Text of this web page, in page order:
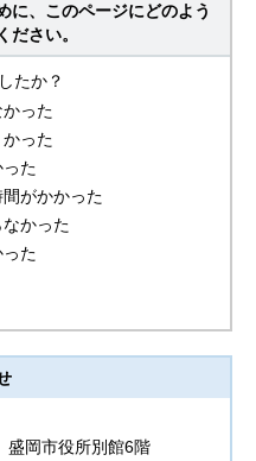
に、このページにどのよう
ださい。
たか？
った
った
た
がかかった
かった
た
岡市役所別館6階